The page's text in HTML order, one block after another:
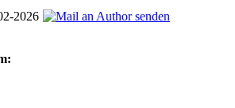
2026